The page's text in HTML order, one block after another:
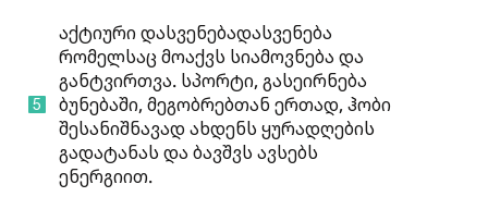
აქტიური დასვენებადასვენება
რომელსაც მოაქვს სიამოვნება და
განტვირთვა. სპორტი, გასეირნება
ბუნებაში, მეგობრებთან ერთად, ჰობი
შესანიშნავად ახდენს ყურადღების
გადატანას და ბავშვს ავსებს
ენერგიით.